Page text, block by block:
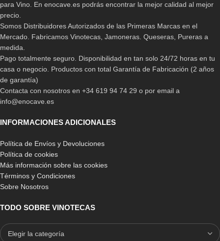
para Vino. En enocave.es podrás encontrar la mejor calidad al mejor
precio.
Somos Distribuidores Autorizados de las Primeras Marcas en el
Mercado. Fabricamos Vinotecas, Jamoneras. Queseras, Pureras a
medida.
Pago totalmente seguro. Disponibilidad en tan solo 24/72 horas en tu
casa o negocio. Productos con total Garantía de Fabricación (2 años
de garantía)
Contacta con nosotros en +34 619 94 74 29 o por email a
info@enocave.es
INFORMACIONES ADICIONALES
Política de Envíos y Devoluciones
Política de cookies
Más información sobre las cookies
Términos y Condiciones
Sobre Nosotros
TODO SOBRE VINOTECAS